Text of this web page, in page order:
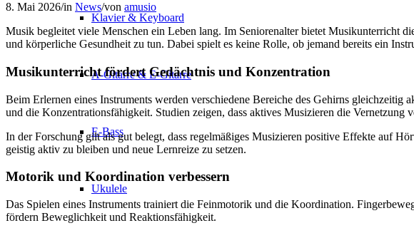
Klavier & Keyboard
A-Gitarre & E-Gitarre
E-Bass
Ukulele
8. Mai 2026/in News/von amusio
Musik begleitet viele Menschen ein Leben lang. Im Seniorenalter bietet Musikunterricht
und körperliche Gesundheit zu tun. Dabei spielt es keine Rolle, ob jemand bereits ein
Musikunterricht fördert Gedächtnis und Konzentration
Beim Erlernen eines Instruments werden verschiedene Bereiche des Gehirns
und die Konzentrationsfähigkeit. Studien zeigen, dass aktives Musizieren die
In der Forschung gilt als gut belegt, dass regelmäßiges Musizieren positive Effekte auf
geistig aktiv zu bleiben und neue Lernreize zu setzen.
Motorik und Koordination verbessern
Das Spielen eines Instruments trainiert die Feinmotorik und die Koordination.
fördern Beweglichkeit und Reaktionsfähigkeit.